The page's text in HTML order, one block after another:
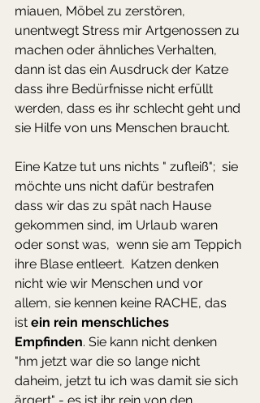
miauen, Möbel zu zerstören,
unentwegt Stress mir Artgenossen zu
machen oder ähnliches Verhalten,
dann ist das ein Ausdruck der Katze
dass ihre Bedürfnisse nicht erfüllt
werden, dass es ihr schlecht geht und
sie Hilfe von uns Menschen braucht.
Eine Katze tut uns nichts " zufleiß";  sie
möchte uns nicht dafür bestrafen
dass wir das zu spät nach Hause
gekommen sind, im Urlaub waren
oder sonst was,  wenn sie am Teppich
ihre Blase entleert.  Katzen denken
nicht wie wir Menschen und vor
allem, sie kennen keine RACHE, das
ist ein rein menschliches
Empfinden. Sie kann nicht denken
"hm jetzt war die so lange nicht
daheim, jetzt tu ich was damit sie sich